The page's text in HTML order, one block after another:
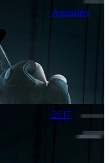
Assassin's
2017